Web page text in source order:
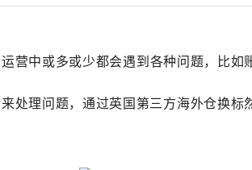
营中或多或少都会遇到各种问题，比
处理问题，通过英国第三方海外仓换